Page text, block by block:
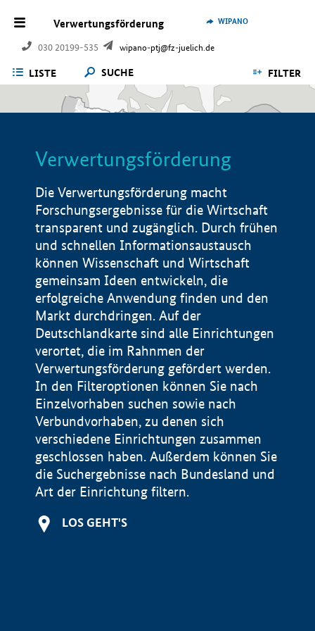
Verwertungsförderung
030 20199-535 wipano-ptj@fz-juelich.de
WIPANO
LISTE SUCHE FILTER
Verwertungsförderung
Die Verwertungsförderung macht
Forschungsergebnisse für die Wirtschaft
transparent und zugänglich. Durch frühen
und schnellen Informationsaustausch
können Wissenschaft und Wirtschaft
gemeinsam Ideen entwickeln, die
erfolgreiche Anwendung finden und den
Markt durchdringen. Auf der
Deutschlandkarte sind alle Einrichtungen
verortet, die im Rahnmen der
Verwertungsförderung gefördert werden.
In den Filteroptionen können Sie nach
Einzelvorhaben suchen sowie nach
Verbundvorhaben, zu denen sich
verschiedene Einrichtungen zusammen
geschlossen haben. Außerdem können Sie
die Suchergebnisse nach Bundesland und
Art der Einrichtung filtern.
LOS GEHT'S